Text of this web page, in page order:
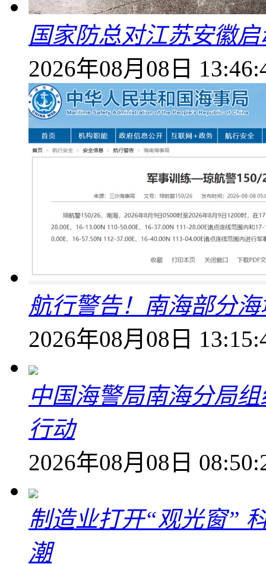
国家防总对江苏安徽
2026年08月08日
航行警告！南海部分
2026年08月08日
中国海警局南海分局
行动
2026年08月08日
制造业打开“观光窗”
潮